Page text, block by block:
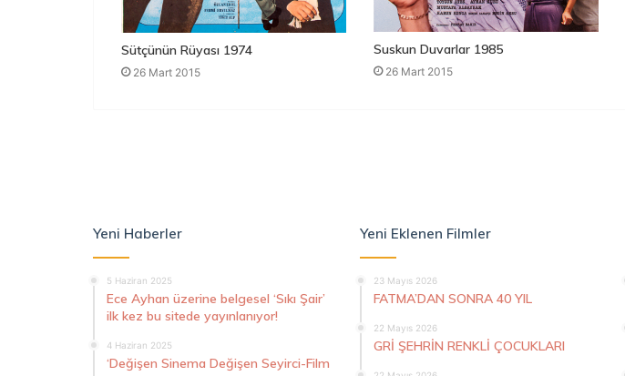
Sütçünün Rüyası 1974
26 Mart 2015
Suskun Duvarlar 1985
26 Mart 2015
Yeni Haberler
5 Haziran 2025
Ece Ayhan üzerine belgesel ‘Sıkı Şair’
ilk kez bu sitede yayınlanıyor!
4 Haziran 2025
‘Değişen Sinema Değişen Seyirci-Film
Yeni Eklenen Filmler
23 Mayıs 2026
FATMA’DAN SONRA 40 YIL
22 Mayıs 2026
GRİ ŞEHRİN RENKLİ ÇOCUKLARI